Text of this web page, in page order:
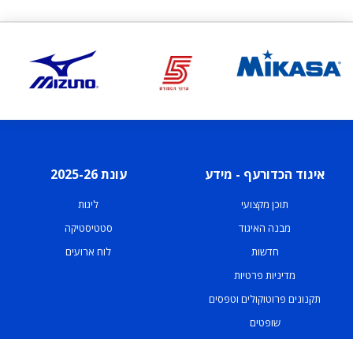
איגוד הכדורעף - מידע
תוכן מקצועי
מבנה האיגוד
חדשות
מדיניות פרטיות
תקנונים פרוטוקולים וטפסים
שופטים
עונת 2025-26
ליגות
סטטיסטיקה
לוח ארועים